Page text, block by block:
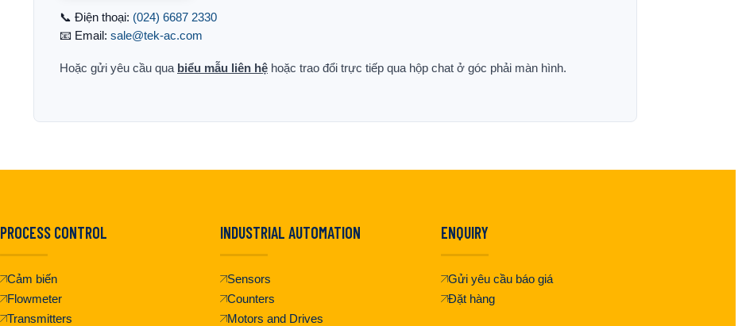
📞 Điện thoại: (024) 6687 2330
📧 Email: sale@tek-ac.com
Hoặc gửi yêu cầu qua biểu mẫu liên hệ hoặc trao đổi trực tiếp qua hộp chat ở góc phải màn hình.
PROCESS CONTROL
Cảm biến
Flowmeter
Transmitters
INDUSTRIAL AUTOMATION
Sensors
Counters
Motors and Drives
ENQUIRY
Gửi yêu cầu báo giá
Đặt hàng